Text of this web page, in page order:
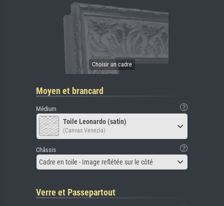
Moyen et brancard
Médium
Toile Leonardo (satin)
(Canvas Venezia)
Châssis
Cadre en toile - Image reflétée sur le côté
Verre et Passepartout